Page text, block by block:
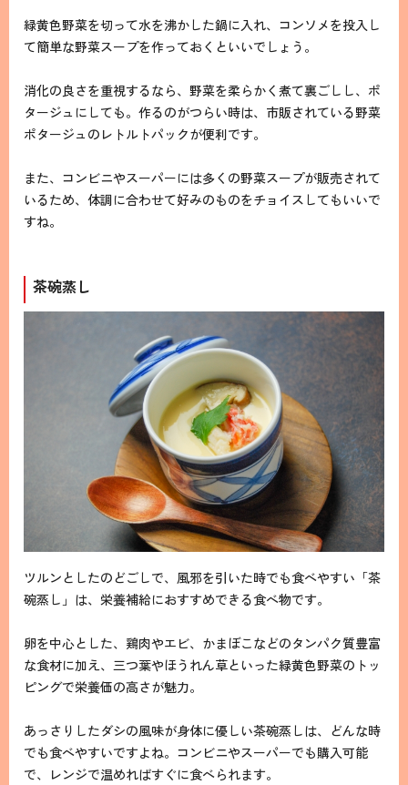
緑黄色野菜を切って水を沸かした鍋に入れ、コンソメを投入し
て簡単な野菜スープを作っておくといいでしょう。
消化の良さを重視するなら、野菜を柔らかく煮て裏ごしし、ポ
タージュにしても。作るのがつらい時は、市販されている野菜
ポタージュのレトルトパックが便利です。
また、コンビニやスーパーには多くの野菜スープが販売されて
いるため、体調に合わせて好みのものをチョイスしてもいいで
すね。
茶碗蒸し
ツルンとしたのどごしで、風邪を引いた時でも食べやすい「茶
碗蒸し」は、栄養補給におすすめできる食べ物です。
卵を中心とした、鶏肉やエビ、かまぼこなどのタンパク質豊富
な食材に加え、三つ葉やほうれん草といった緑黄色野菜のトッ
ピングで栄養価の高さが魅力。
あっさりしたダシの風味が身体に優しい茶碗蒸しは、どんな時
でも食べやすいですよね。コンビニやスーパーでも購入可能
で、レンジで温めればすぐに食べられます。